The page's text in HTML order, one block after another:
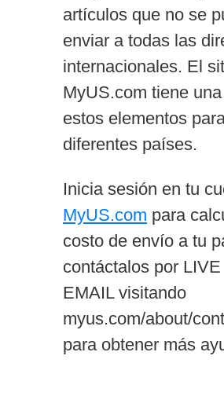
artículos que no se
enviar a todas las
internacionales. El
MyUS.com tiene
estos elementos
diferentes países.
Inicia sesión en tu
MyUS.com para
costo de envío a tu
contáctalos por
EMAIL visitando
myus.com/about/
para obtener más